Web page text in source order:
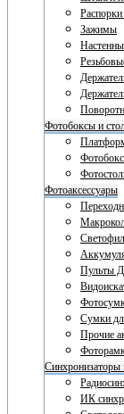
Зажимы
Фотобоксы и
Фотоаксессуары
Пульты
Сумки
Прочие
Синхронизаторы
ИК